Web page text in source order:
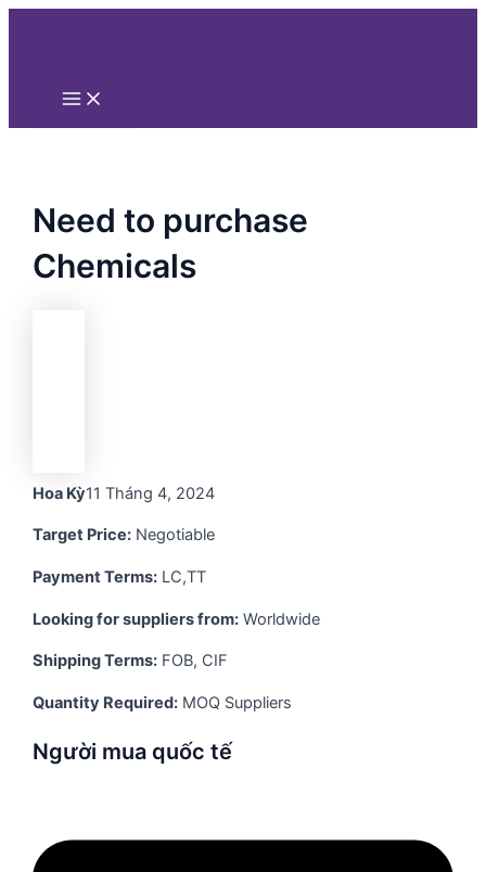
Nhảy
Main
Need to purchase
Chemicals
Hoa Kỳ11 Tháng 4, 2024
Target Price: Negotiable
Payment Terms: LC,TT
Looking for suppliers from: Worldwide
Shipping Terms: FOB, CIF
Quantity Required: MOQ Suppliers
Người mua quốc tế